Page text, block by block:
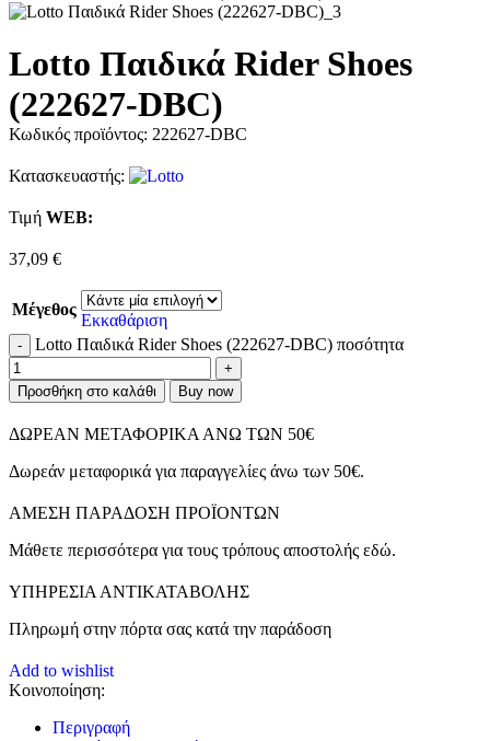
Lotto Παιδικά Rider Shoes
(222627-DBC)
Κωδικός προϊόντος: 222627-DBC
Κατασκευαστής:
Τιμή WΕΒ:
37,09 €
Μέγεθος
Εκκαθάριση
Lotto Παιδικά Rider Shoes (222627-DBC) ποσότητα
Προσθήκη στο καλάθι Buy now
ΔΩΡΕΑΝ ΜΕΤΑΦΟΡΙΚΑ ΑΝΩ ΤΩΝ 50€
Δωρεάν μεταφορικά για παραγγελίες άνω των 50€.
ΑMEΣΗ ΠΑΡΑΔΟΣΗ ΠΡΟΪΟΝΤΩΝ
Μάθετε περισσότερα για τους τρόπους αποστολής εδώ.
ΥΠΗΡΕΣΙΑ ΑΝΤΙΚΑΤΑΒΟΛΗΣ
Πληρωμή στην πόρτα σας κατά την παράδοση
Add to wishlist
Κοινοποίηση:
Περιγραφή